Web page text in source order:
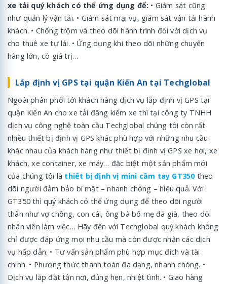
xe tải quý khách có thể ứng dụng để: • Giám sát cũng
như quản lý vận tải. • Giám sát mại vụ, giám sát vận tải hành
khách. • Chống trộm và theo dõi hành trình đối với dịch vụ
cho thuê xe tự lái. • Ứng dụng khi theo dõi những chuyến
hàng lớn, có giá trị…
Lắp định vị GPS tại quận Kiến An tại Techglobal
Ngoài phân phối tới khách hàng dịch vụ lắp định vị GPS tại
quận Kiến An cho xe tải đăng kiểm xe thì tại công ty TNHH
dịch vụ công nghệ toàn cầu Techglobal chúng tôi còn rất
nhiều thiết bị định vị GPS khác phù hợp với những nhu cầu
khác nhau của khách hàng như thiết bị định vị GPS xe hơi, xe
khách, xe container, xe máy… đặc biệt một sản phẩm mới
của chúng tôi là thiết bị định vị mini cầm tay GT350theo
dõi người đảm bảo bí mật – nhanh chóng – hiệu quả. Với
GT350 thì quý khách có thể ứng dụng để theo dõi người
thân như vợ chồng, con cái, ông bà bố mẹ đã già, theo dõi
nhân viên làm việc… Hãy đến với Techglobal quý khách không
chỉ được đáp ứng mọi nhu cầu mà còn được nhận các dịch
vụ hấp dẫn: • Tư vấn sản phẩm phù hợp mục đích và tài
chính. • Phương thức thanh toán đa dạng, nhanh chóng. •
Dịch vụ lắp đặt tận nơi, đúng hẹn, nhiệt tình. • Giao hàng